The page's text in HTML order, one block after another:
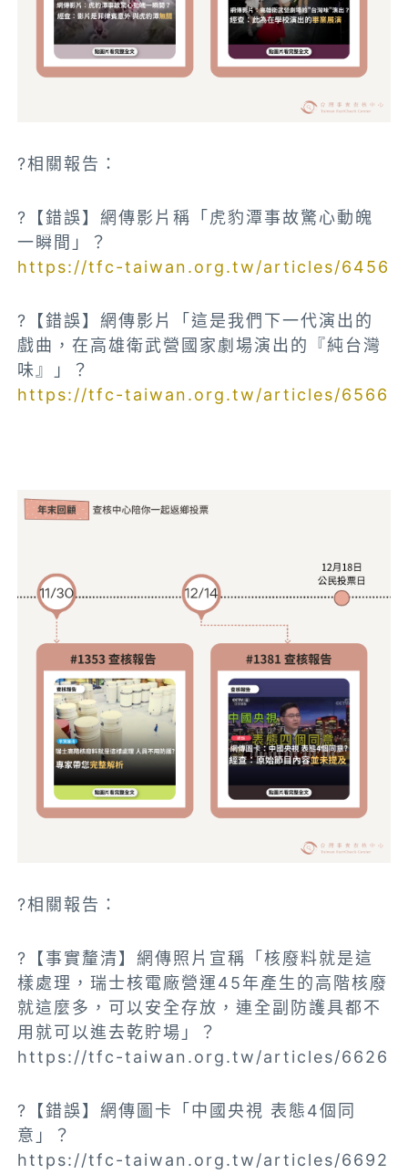
?相關報告：
?【錯誤】網傳影片稱「虎豹潭事故驚心動魄
一瞬間」？
https://tfc-taiwan.org.tw/articles/6456
?【錯誤】網傳影片「這是我們下一代演出的
戲曲，在高雄衛武營國家劇場演出的『純台灣
味』」？
https://tfc-taiwan.org.tw/articles/6566
?相關報告：
?【事實釐清】網傳照片宣稱「核廢料就是這
樣處理，瑞士核電廠營運45年產生的高階核廢
就這麼多，可以安全存放，連全副防護具都不
用就可以進去乾貯場」？
https://tfc-taiwan.org.tw/articles/6626
?【錯誤】網傳圖卡「中國央視 表態4個同
意」？
https://tfc-taiwan.org.tw/articles/6692